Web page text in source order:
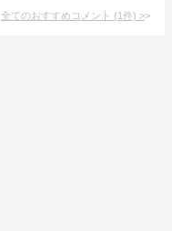
全てのおすすめコメント (1件) >